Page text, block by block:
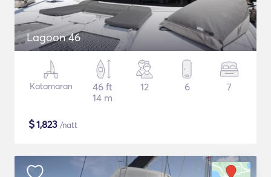
Lagoon 46
Katamaran
46 ft
14 m
12 6 7
$1,823 /natt